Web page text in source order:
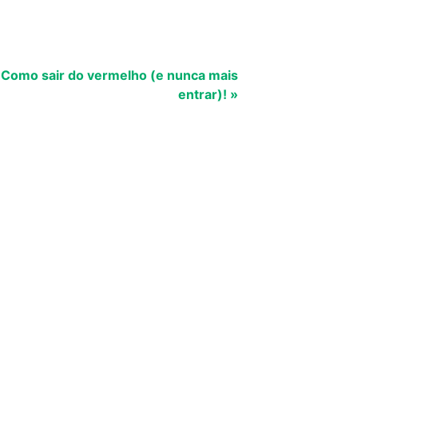
Como sair do vermelho (e nunca mais
entrar)! »